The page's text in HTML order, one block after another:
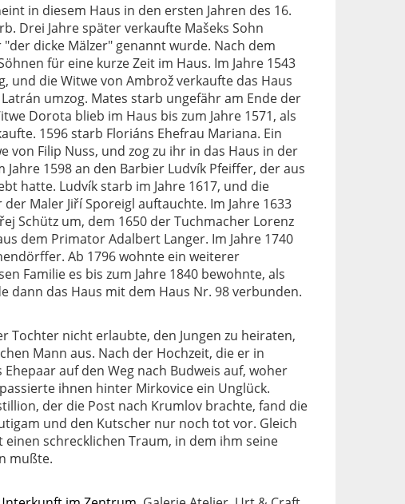
in diesem Haus in den ersten Jahren des 16.
Drei Jahre später verkaufte Mašeks Sohn
dicke Mälzer" genannt wurde. Nach dem
für eine kurze Zeit im Haus. Im Jahre 1543
und die Witwe von Ambrož verkaufte das Haus
umzog. Mates starb ungefähr am Ende der
Dorota blieb im Haus bis zum Jahre 1571, als
1596 starb Floriáns Ehefrau Mariana. Ein
von Filip Nuss, und zog zu ihr in das Haus in der
1598 an den Barbier Ludvík Pfeiffer, der aus
hatte. Ludvík starb im Jahre 1617, und die
Maler Jiří Sporeigl auftauchte. Im Jahre 1633
Schütz um, dem 1650 der Tuchmacher Lorenz
dem Primator Adalbert Langer. Im Jahre 1740
Ab 1796 wohnte ein weiterer
Familie es bis zum Jahre 1840 bewohnte, als
dann das Haus mit dem Haus Nr. 98 verbunden.
Tochter nicht erlaubte, den Jungen zu heiraten,
Mann aus. Nach der Hochzeit, die er in
auf den Weg nach Budweis auf, woher
ihnen hinter Mirkovice ein Unglück.
der die Post nach Krumlov brachte, fand die
und den Kutscher nur noch tot vor. Gleich
schrecklichen Traum, in dem ihm seine
mußte.